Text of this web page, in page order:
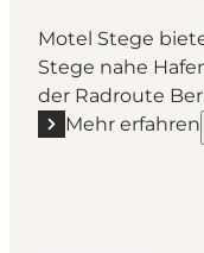
Motel Stege
Stege nahe
der Radroute
Mehr erfahren
Mehr erfahren